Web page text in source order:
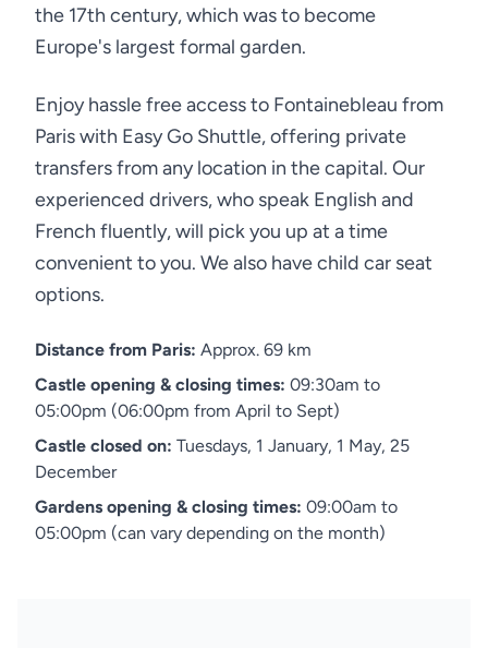
the 17th century, which was to become
Europe's largest formal garden.
Enjoy hassle free access to Fontainebleau from
Paris with Easy Go Shuttle, offering private
transfers from any location in the capital. Our
experienced drivers, who speak English and
French fluently, will pick you up at a time
convenient to you. We also have child car seat
options.
Distance from Paris: Approx. 69 km
Castle opening & closing times: 09:30am to
05:00pm (06:00pm from April to Sept)
Castle closed on: Tuesdays, 1 January, 1 May, 25
December
Gardens opening & closing times: 09:00am to
05:00pm (can vary depending on the month)